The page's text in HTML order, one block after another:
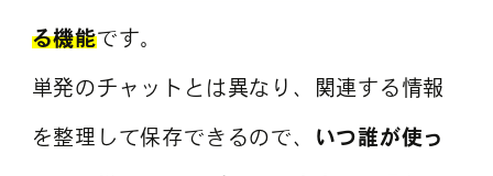
る機能です。
単発のチャットとは異なり、関連する情報
を整理して保存できるので、 いつ誰が使っ